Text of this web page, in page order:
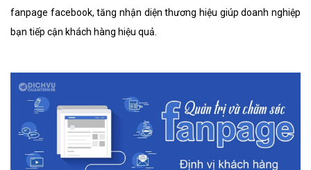
fanpage facebook, tăng nhận diện thương hiệu giúp doanh nghiệp
bạn tiếp cận khách hàng hiệu quả.